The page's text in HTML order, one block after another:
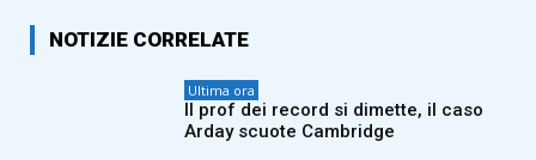
NOTIZIE CORRELATE
Ultima ora
Il prof dei record si dimette, il caso
Arday scuote Cambridge